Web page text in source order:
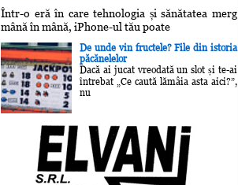
Într-o eră în care tehnologia și sănătatea merg
mână în mână, iPhone-ul tău poate
De unde vin fructele? File din istoria
păcănelelor
Dacă ai jucat vreodată un slot și te-ai
întrebat „Ce caută lămâia asta aici?”,
nu